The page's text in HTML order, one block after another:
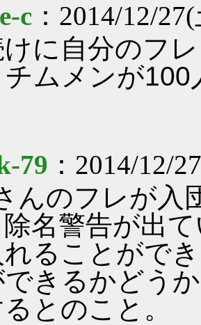
c ：2014/12/
に自分のフ
チムメンが
79 ：2014/12/
んのフレが入
名警告が出
ることがで
できるかどう
とのこと。